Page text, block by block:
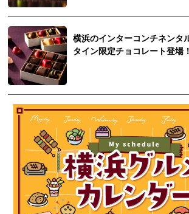
横浜のインターコンチネンタ
タイン限定チョコレート登場！